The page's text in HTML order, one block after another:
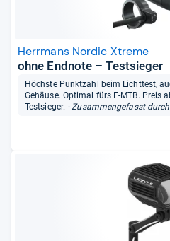
Herrmans Nordic Xtreme
ohne Endnote – Testsieger
Höchste Punktzahl beim Lichttest,
Gehäuse. Optimal fürs E-MTB. Preis
Testsieger. - Zusammengefasst